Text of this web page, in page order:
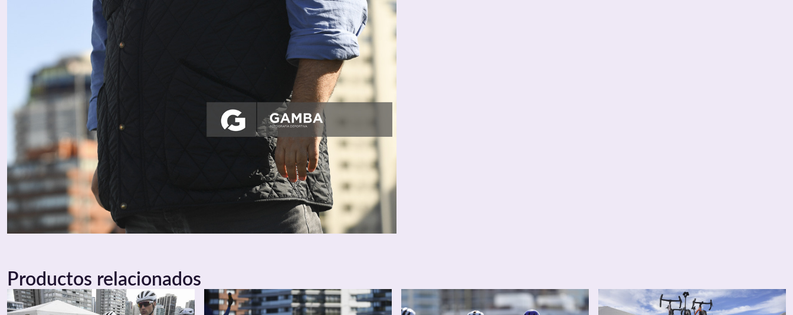
Productos relacionados